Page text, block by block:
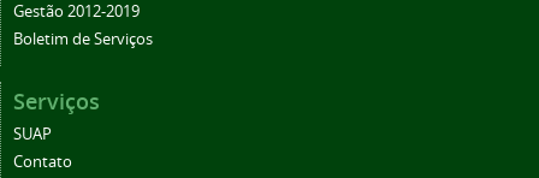
Gestão 2012-2019
Boletim de Serviços
Serviços
SUAP
Contato